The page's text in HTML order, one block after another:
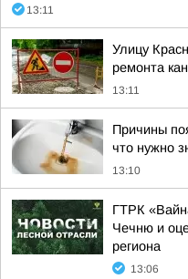
13:11
Улицу
ремонта
13:11
Причины
что нужно
13:10
ГТРК
Чечню и
региона
13:06